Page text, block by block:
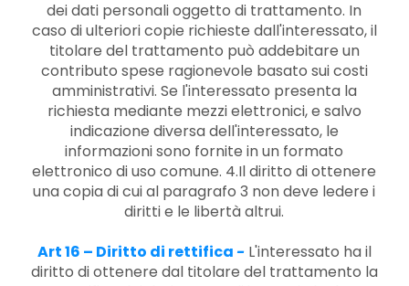
dei dati personali oggetto di trattamento. In
caso di ulteriori copie richieste dall'interessato, il
titolare del trattamento può addebitare un
contributo spese ragionevole basato sui costi
amministrativi. Se l'interessato presenta la
richiesta mediante mezzi elettronici, e salvo
indicazione diversa dell'interessato, le
informazioni sono fornite in un formato
elettronico di uso comune. 4.Il diritto di ottenere
una copia di cui al paragrafo 3 non deve ledere i
diritti e le libertà altrui.
Art 16 – Diritto di rettifica- L'interessato ha il
diritto di ottenere dal titolare del trattamento la